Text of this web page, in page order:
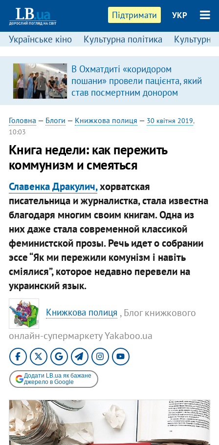
Підтримати УКР
Українське кіно Культурна політика Культурні
В Охматдиті «коридором
пошани» провели пацієнта, який
став посмертним донором
Головна — Блоги — Книжкова полиця — 30 квітня 2019,
10:03
Книга недели: как пережить
коммунизм и смеяться
Славенка Дракулич,хорватская
писательница и журналистка, стала известна
благодаря многим своим книгам. Одна из
них даже стала современной классикой
феминистской прозы. Речь идет о собрании
эссе “Як ми пережили комунізм і навіть
сміялися”, которое недавно перевели на
украинский язык.
Книжкова полиця , Блог книжкового
онлайн-супермаркету Yakaboo.ua
Додати LB.ua як бажане
джерело в Google